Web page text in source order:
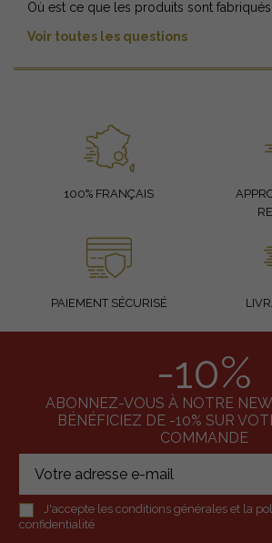
Où est ce que les produits sont fabriqués
Voir toutes les questions
100% FRANÇAIS
PAIEMENT SÉCURISÉ
-10%
ABONNEZ-VOUS À NOTRE
BÉNÉFICIEZ DE -10% SUR
COMMANDE
J'accepte les conditions générales et la
confidentialité